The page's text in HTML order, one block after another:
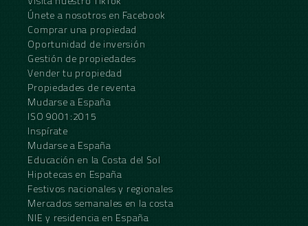
Únete a nosotros en Facebook
Comprar una propiedad
Oportunidad de inversión
Gestión de propiedades
Vender tu propiedad
Propiedades de reventa
Mudarse a España
ISO 9001:2015
Inspírate
Mudarse a España
Educación en la Costa del Sol
Hipotecas en España
Festivos nacionales y regionales
Mercados semanales en la costa
NIE y residencia en España